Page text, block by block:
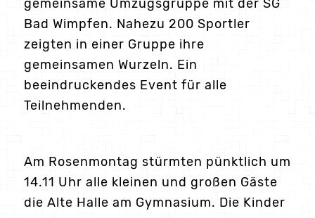
gemeinsame Umzugsgruppe mit der SG
Bad Wimpfen. Nahezu 200 Sportler
zeigten in einer Gruppe ihre
gemeinsamen Wurzeln. Ein
beeindruckendes Event für alle
Teilnehmenden.
Am Rosenmontag stürmten pünktlich um
14.11 Uhr alle kleinen und großen Gäste
die Alte Halle am Gymnasium. Die Kinder